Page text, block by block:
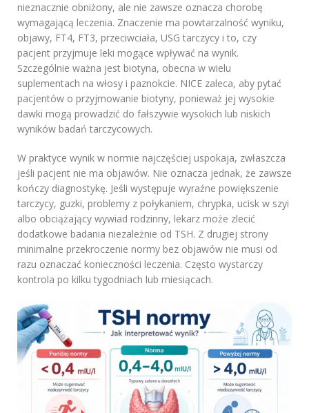
nieznacznie obniżony, ale nie zawsze oznacza chorobę
wymagającą leczenia. Znaczenie ma powtarzalność wyniku,
objawy, FT4, FT3, przeciwciała, USG tarczycy i to, czy
pacjent przyjmuje leki mogące wpływać na wynik.
Szczególnie ważna jest biotyna, obecna w wielu
suplementach na włosy i paznokcie. NICE zaleca, aby pytać
pacjentów o przyjmowanie biotyny, ponieważ jej wysokie
dawki mogą prowadzić do fałszywie wysokich lub niskich
wyników badań tarczycowych.
W praktyce wynik w normie najczęściej uspokaja, zwłaszcza
jeśli pacjent nie ma objawów. Nie oznacza jednak, że zawsze
kończy diagnostykę. Jeśli występuje wyraźne powiększenie
tarczycy, guzki, problemy z połykaniem, chrypka, ucisk w szyi
albo obciążający wywiad rodzinny, lekarz może zlecić
dodatkowe badania niezależnie od TSH. Z drugiej strony
minimalne przekroczenie normy bez objawów nie musi od
razu oznaczać konieczności leczenia. Często wystarczy
kontrola po kilku tygodniach lub miesiącach.